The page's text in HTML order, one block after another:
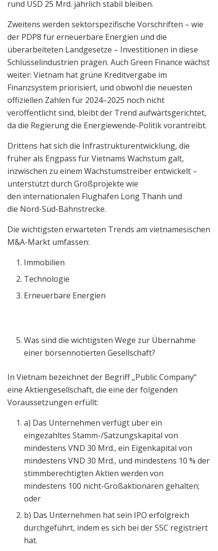
rund USD 25 Mrd. jährlich stabil bleiben.
Zweitens werden sektorspezifische Vorschriften – wie
der PDP8 für erneuerbare Energien und die
überarbeiteten Landgesetze – Investitionen in diese
Schlüsselindustrien prägen. Auch Green Finance wächst
weiter: Vietnam hat grüne Kreditvergabe im
Finanzsystem priorisiert, und obwohl die neuesten
offiziellen Zahlen für 2024–2025 noch nicht
veröffentlicht sind, bleibt der Trend aufwärtsgerichtet,
da die Regierung die Energiewende-Politik vorantreibt.
Drittens hat sich die Infrastrukturentwicklung, die
früher als Engpass für Vietnams Wachstum galt,
inzwischen zu einem Wachstumstreiber entwickelt –
unterstützt durch Großprojekte wie
den internationalen Flughafen Long Thanh und
die Nord-Süd-Bahnstrecke.
Die wichtigsten erwarteten Trends am vietnamesischen
M&A-Markt umfassen:
Immobilien
Technologie
Erneuerbare Energien
Was sind die wichtigsten Wege zur Übernahme
einer börsennotierten Gesellschaft?
In Vietnam bezeichnet der Begriff „Public Company“
eine Aktiengesellschaft, die eine der folgenden
Voraussetzungen erfüllt:
a) Das Unternehmen verfügt über ein
eingezahltes Stamm-/Satzungskapital von
mindestens VND 30 Mrd., ein Eigenkapital von
mindestens VND 30 Mrd., und mindestens 10 % der
stimmberechtigten Aktien werden von
mindestens 100 nicht-Großaktionären gehalten;
oder
b) Das Unternehmen hat sein IPO erfolgreich
durchgeführt, indem es sich bei der SSC registriert
hat.